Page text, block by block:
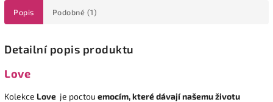
Popis Podobné (1)
Detailní popis produktu
Love
Kolekce Love je poctou emocím, které dávají našemu životu